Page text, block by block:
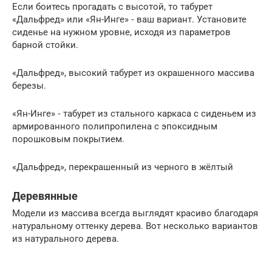
Если боитесь прогадать с высотой, то табурет
«Дальфред» или «Ян-Инге» ‑ ваш вариант. Установите
сиденье на нужном уровне, исходя из параметров
барной стойки.
«Дальфред», высокий табурет из окрашенного массива
березы.
«Ян-Инге» ‑ табурет из стального каркаса с сиденьем из
армированного полипропилена с эпоксидным
порошковым покрытием.
«Дальфред», перекрашенный из черного в жёлтый
Деревянные
Модели из массива всегда выглядят красиво благодаря
натуральному оттенку дерева. Вот несколько вариантов
из натурального дерева.